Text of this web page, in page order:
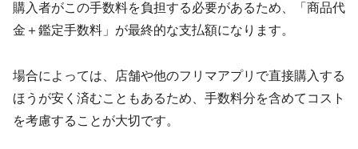
購入者がこの手数料を負担する必要があるため、「商品代
金＋鑑定手数料」が最終的な支払額になります。
場合によっては、店舗や他のフリマアプリで直接購入する
ほうが安く済むこともあるため、手数料分を含めてコスト
を考慮することが大切です。